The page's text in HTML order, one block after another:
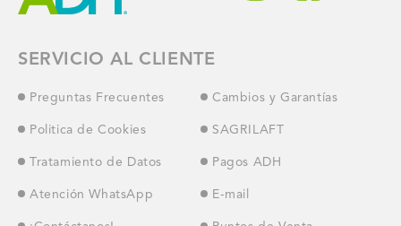
SERVICIO AL CLIENTE
Preguntas Frecuentes Cambios y Garantías
Politica de Cookies SAGRILAFT
Tratamiento de Datos Pagos ADH
Atención WhatsApp E-mail